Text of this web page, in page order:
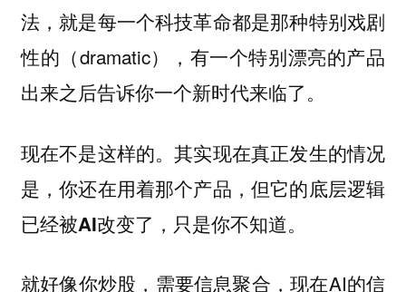
法，就是每一个科技革命都是那种特别戏剧
性的（dramatic），有一个特别漂亮的产品
出来之后告诉你一个新时代来临了。
现在不是这样的。其实现在真正发生的情况
是，你还在用着那个产品，但它的底层逻辑
已经被AI改变了，只是你不知道。
就好像你炒股，需要信息聚合，现在AI的信